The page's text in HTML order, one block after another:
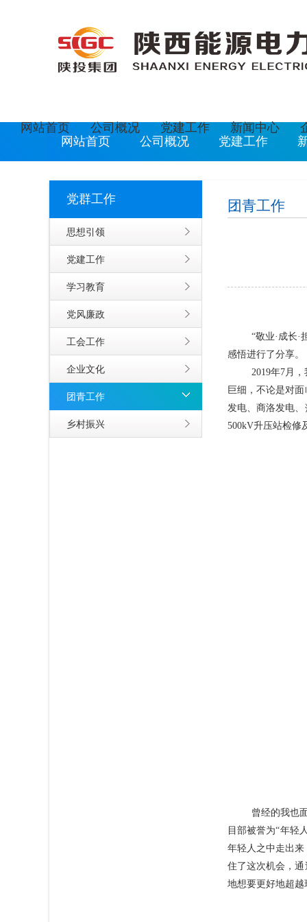
网站首页 公司概况 党建工作 新闻中心
网站首页
公司概况 党建工作
党群工作
思想引领
党建工作
学习教育
党风廉政
工会工作
企业文化
团青工作
乡村振兴
团青工作
“敬业·成长·
感悟进行了分享。
2019年7月
巨细，不论是对
发电、商洛发电
500kV升压站检修
曾经的我也
目部被誉为“年轻
年轻人之中走出
住了这次机会，
地想要更好地超越